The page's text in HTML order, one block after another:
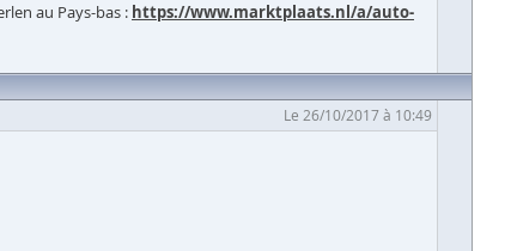
au Pays-bas : https://www.marktplaats.nl/a/auto-
Le 26/10/2017 à 10:49